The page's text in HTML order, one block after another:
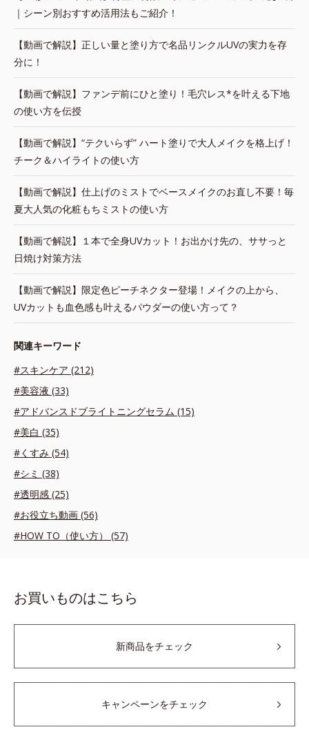
｜シーン別おすすめ活用法もご紹介！
【動画で解説】正しい量と塗り方で名品リンクルUVの実力を存
分に！
【動画で解説】ファンデ前にひと塗り！毛穴レス*を叶える下地
の使い方を伝授
【動画で解説】“テクいらず” ハート塗りで大人メイクを格上げ！
チーク＆ハイライトの使い方
【動画で解説】仕上げのミストでベースメイクのお直し不要！毎
夏大人気の化粧もちミストの使い方
【動画で解説】１本で全身UVカット！お出かけ先の、ササっと
日焼け対策方法
【動画で解説】限定色ピーチネクター登場！メイクの上から、
UVカットも血色感も叶えるパウダーの使い方って？
関連キーワード
#スキンケア (212)
#美容液 (33)
#アドバンスドブライトニングセラム (15)
#美白 (35)
#くすみ (54)
#シミ (38)
#透明感 (25)
#お役立ち動画 (56)
#HOW TO（使い方） (57)
お買いものはこちら
新商品をチェック
キャンペーンをチェック